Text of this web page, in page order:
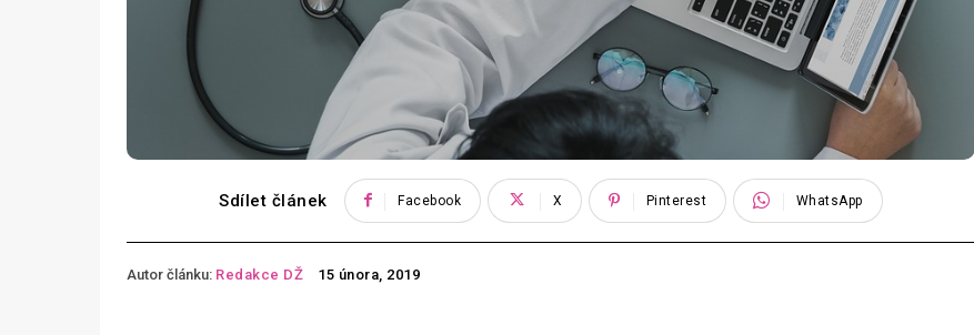
Sdílet článek Facebook X Pinterest WhatsApp
Autor článku: Redakce DŽ 15 února, 2019